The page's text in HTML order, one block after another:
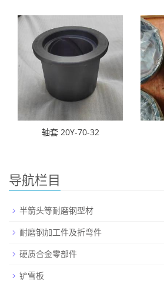
轴套 20Y-70-32
导航栏目
半箭头等耐磨钢型材
耐磨钢加工件及折弯件
硬质合金零部件
铲雪板